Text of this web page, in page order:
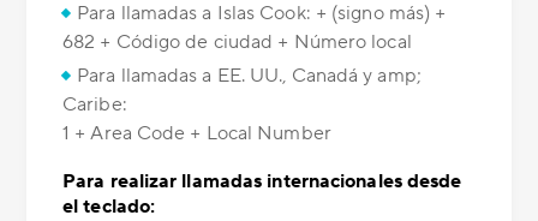
Para llamadas a Islas Cook: + (signo más) +
682 + Código de ciudad + Número local
Para llamadas a EE. UU., Canadá y amp;
Caribe:
1 + Area Code + Local Number
Para realizar llamadas internacionales desde
el teclado: